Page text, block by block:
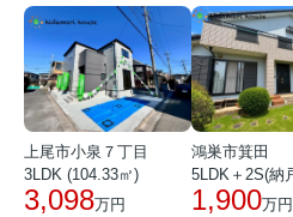
上尾市小泉７丁目
3LDK (104.33㎡)
3,098万円
鴻巣市箕田
1,900万円